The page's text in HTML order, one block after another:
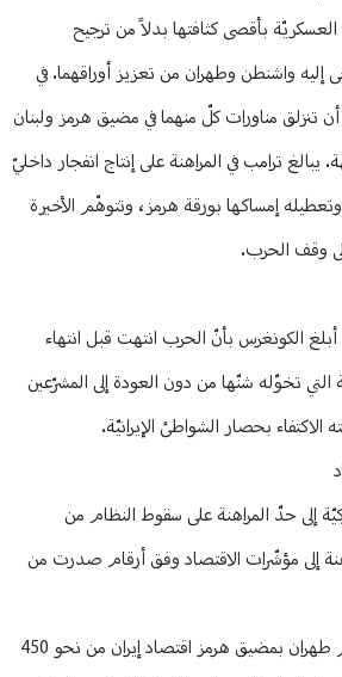
العسكريّة بأقصى كثافتها بدلاً من ترجيح
واشنطن وطهران من تعزيز أوراقهما. في
تنزلق مناورات كلّ منهما في مضيق هرمز ولبنان
ترامب في المراهنة على إنتاج انفجار داخليّ
إمساكها بورقة هرمز، وتتوهّم الأخيرة
وقف الحرب.
الكونغرس بأنّ الحرب انتهت قبل انتهاء
التي تخوّله شنّها من دون العودة إلى المشرّعين
الاكتفاء بحصار الشواطئ الإيرانيّة.
إلى حدّ المراهنة على سقوط النظام من
إلى مؤشّرات الاقتصاد وفق أرقام صدرت من
يحرم الحصار ردّاً على تحكّم طهران بمضيق هرمز اقتصاد إيران من نحو 450